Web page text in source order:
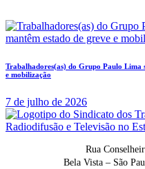
Trabalhadores(as) do Grupo Paulo Lima
e mobilização
7 de julho de 2026
Rua
Bela Vista – São